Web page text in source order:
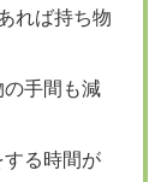
れば持ち物
の手間も減
る時間が